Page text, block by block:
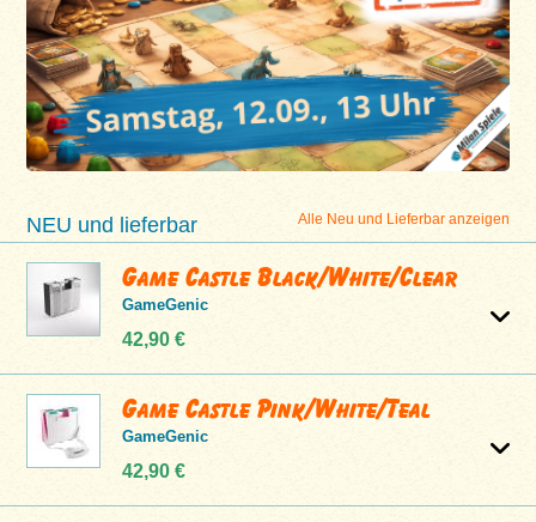
Alle Neu und Lieferbar anzeigen
NEU und lieferbar
Game Castle Black/White/Clear
GameGenic
42,90 €
Game Castle Pink/White/Teal
GameGenic
42,90 €